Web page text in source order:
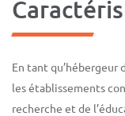
En tant qu’hébergeur
les établissements
recherche et de